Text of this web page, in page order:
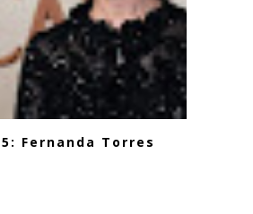
Fernanda Torres